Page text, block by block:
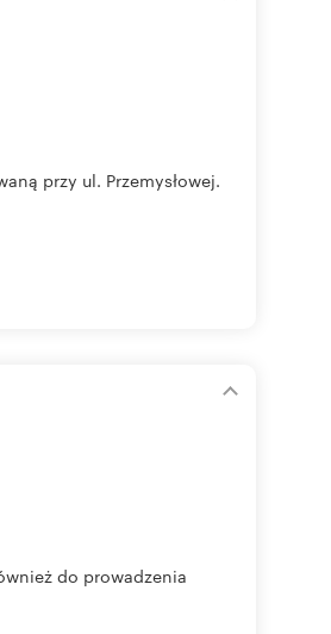
przy ul. Przemysłowej.
do prowadzenia